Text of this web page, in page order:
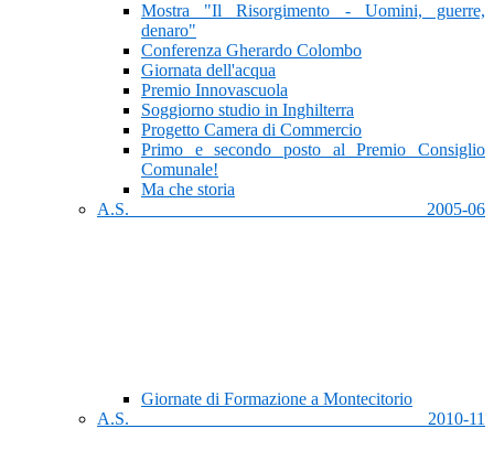
Mostra "Il Risorgimento - Uomini, guerre,
denaro"
Conferenza Gherardo Colombo
Giornata dell'acqua
Premio Innovascuola
Soggiorno studio in Inghilterra
Progetto Camera di Commercio
Primo e secondo posto al Premio Consiglio
Comunale!
Ma che storia
A.S. 2005-06
Giornate di Formazione a Montecitorio
A.S. 2010-11